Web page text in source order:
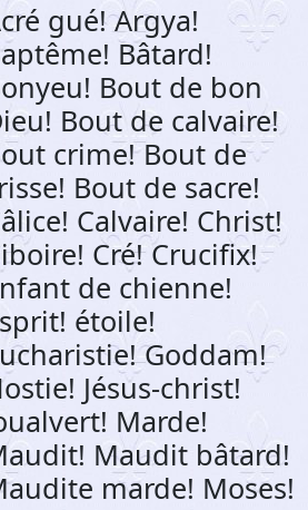
gué! Argya!
Bâtard!
Bout de bon
Bout de calvaire!
crime! Bout de
Bout de sacre!
Calvaire! Christ!
Cré! Crucifix!
de chienne!
étoile!
Goddam!
Jésus-christ!
Marde!
Maudit bâtard!
marde! Moses!